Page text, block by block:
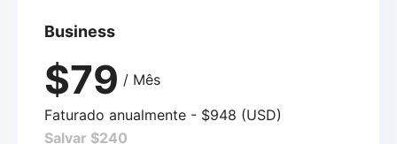
Business
$79 / Mês
Faturado anualmente - $948 (USD)
Salvar $240